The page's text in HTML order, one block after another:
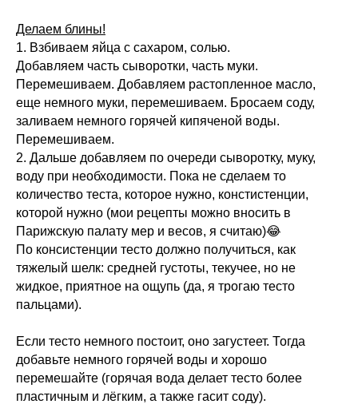
Делаем блины!
1. Взбиваем яйца с сахаром, солью.
Добавляем часть сыворотки, часть муки.
Перемешиваем. Добавляем растопленное масло,
еще немного муки, перемешиваем. Бросаем соду,
заливаем немного горячей кипяченой воды.
Перемешиваем.
2. Дальше добавляем по очереди сыворотку, муку,
воду при необходимости. Пока не сделаем то
количество теста, которое нужно, констистенции,
которой нужно (мои рецепты можно вносить в
Парижскую палату мер и весов, я считаю)😂
По консистенции тесто должно получиться, как
тяжелый шелк: средней густоты, текучее, но не
жидкое, приятное на ощупь (да, я трогаю тесто
пальцами).
Если тесто немного постоит, оно загустеет. Тогда
добавьте немного горячей воды и хорошо
перемешайте (горячая вода делает тесто более
пластичным и лёгким, а также гасит соду).